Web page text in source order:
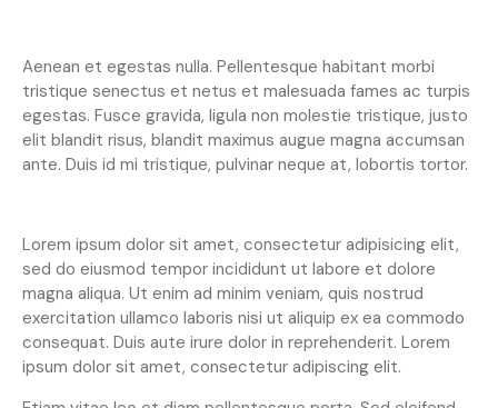
Aenean et egestas nulla. Pellentesque habitant morbi
tristique senectus et netus et malesuada fames ac turpis
egestas. Fusce gravida, ligula non molestie tristique, justo
elit blandit risus, blandit maximus augue magna accumsan
ante. Duis id mi tristique, pulvinar neque at, lobortis tortor.
t
e
t
c
l
i
Lorem ipsum dolor sit amet, consectetur adipisicing elit,
sed do eiusmod tempor incididunt ut labore et dolore
magna aliqua. Ut enim ad minim veniam, quis nostrud
exercitation ullamco laboris nisi ut aliquip ex ea commodo
consequat. Duis aute irure dolor in reprehenderit. Lorem
ipsum dolor sit amet, consectetur adipiscing elit.